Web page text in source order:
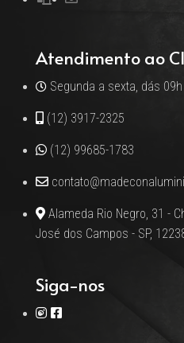
Atendimento ao
Segunda a sexta, dás
(12) 3917-2325
(12) 99685-1783
Alameda Rio Negro, 31 -
José dos Campos - SP,
Siga-nos